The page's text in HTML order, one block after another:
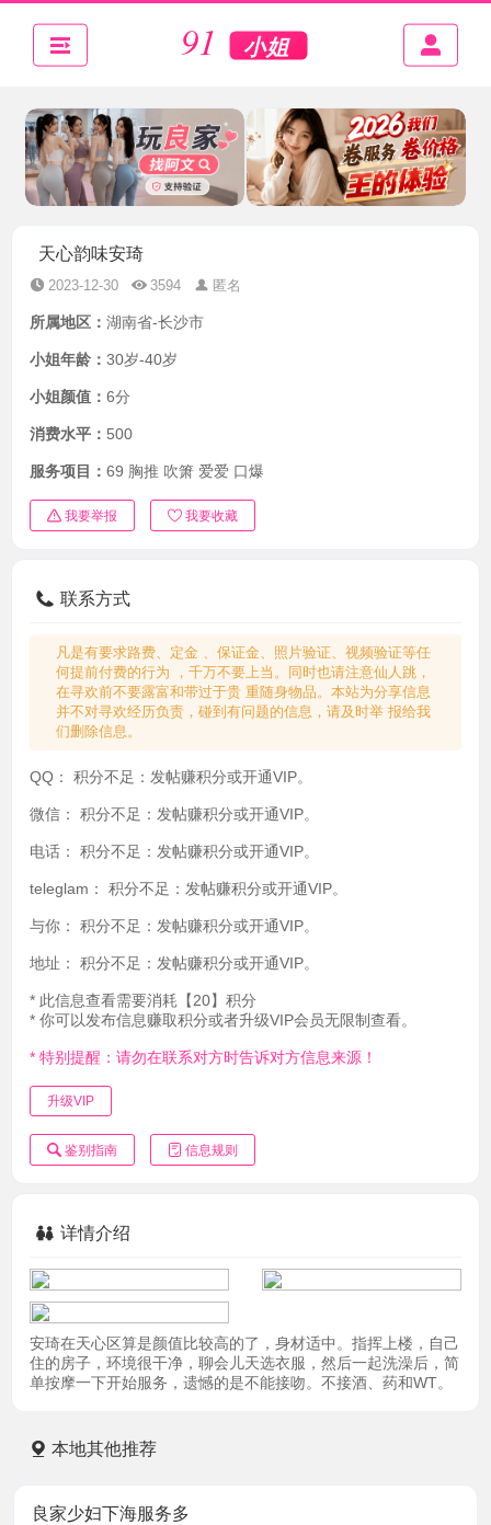
天心韵味安琦
2023-12-30 3594 匿名
所属地区： 湖南省-长沙市
小姐年龄： 30岁-40岁
小姐颜值： 6分
消费水平： 500
服务项目： 69 胸推 吹箫 爱爱 口爆
我要举报 我要收藏
联系方式
凡是有要求路费、定金 、保证金、照片验证、视频验证等任
何提前付费的行为 ，千万不要上当。同时也请注意仙人跳，
在寻欢前不要露富和带过于贵 重随身物品。本站为分享信息
并不对寻欢经历负责，碰到有问题的信息，请及时举 报给我
们删除信息。
QQ： 积分不足：发帖赚积分或开通VIP。
微信： 积分不足：发帖赚积分或开通VIP。
电话： 积分不足：发帖赚积分或开通VIP。
teleglam： 积分不足：发帖赚积分或开通VIP。
与你： 积分不足：发帖赚积分或开通VIP。
地址： 积分不足：发帖赚积分或开通VIP。
* 此信息查看需要消耗【20】积分
* 你可以发布信息赚取积分或者升级VIP会员无限制查看。
* 特别提醒：请勿在联系对方时告诉对方信息来源！
升级VIP
鉴别指南 信息规则
详情介绍
安琦在天心区算是颜值比较高的了，身材适中。指挥上楼，自己
住的房子，环境很干净，聊会儿天选衣服，然后一起洗澡后，简
单按摩一下开始服务，遗憾的是不能接吻。不接酒、药和WT。
本地其他推荐
良家少妇下海服务多